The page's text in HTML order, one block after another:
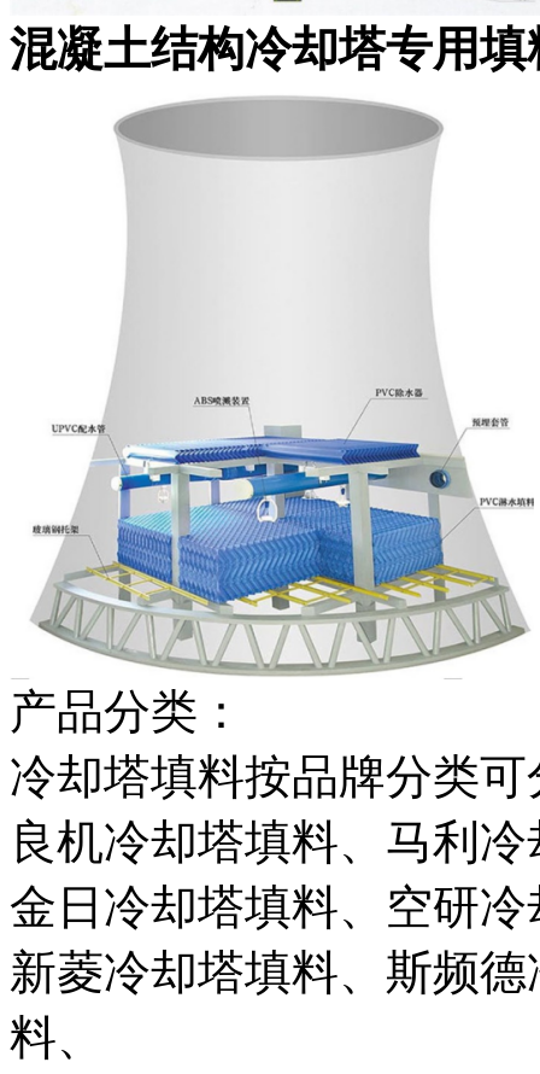
混凝土结构冷却塔专用
产品分类：
冷却塔填料按品牌分类可
良机冷却塔填料、马利
金日冷却塔填料、空研
新菱冷却塔填料、斯频
料、